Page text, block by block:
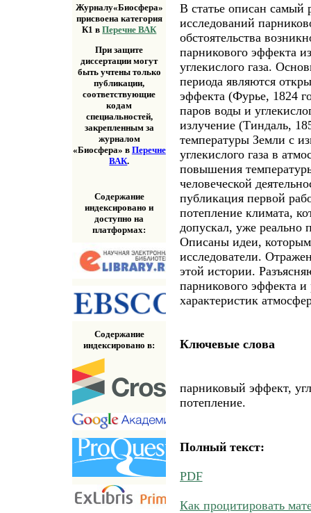
Журналу«Биосфера»
присвоена категория
К1 вПеречне ВАК
При защите
диссертации могут
быть учтены только
публикации,
соответствующие
кодам
специальностей,
закрепленным за
журналом
«Биосфера» в Перечне
ВАК.
Содержание
индексировано и
доступно на
платформах:
Содержание
индексировано в:
В статье описан самый
исследований
обстоятельства
парникового эффекта
углекислого газа.
периода являются
эффекта (Фурье, 1824
паров воды и
излучение (Тиндаль,
температуры Земли с
углекислого газа в
повышения
человеческой
публикация первой
потепление климата,
допускал, уже реально
Описаны идеи,
исследователи.
этой истории.
парникового эффекта и
характеристик
Ключевые слова
парниковый эффект,
потепление.
Полный текст:
PDF
Как процитировать